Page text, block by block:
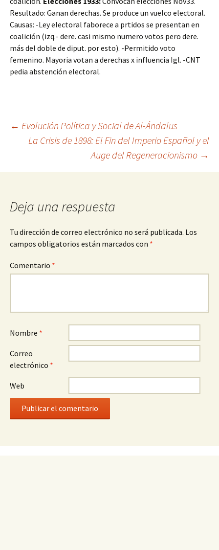
Resultado: Ganan derechas. Se produce un vuelco electoral.
Causas: -Ley electoral faborece a prtidos se presentan en
coalición (izq.- dere. casi mismo numero votos pero dere.
más del doble de diput. por esto). -Permitido voto
femenino. Mayoria votan a derechas x influencia Igl. -CNT
pedia abstención electoral.
Navegación
← Evolución Política y Social de Al-Ándalus
La Crisis de 1898: El Fin del Imperio Español y el
Auge del Regeneracionismo →
Deja una respuesta
Tu dirección de correo electrónico no será publicada. Los
campos obligatorios están marcados con *
Comentario *
Nombre *
Correo
electrónico *
Web